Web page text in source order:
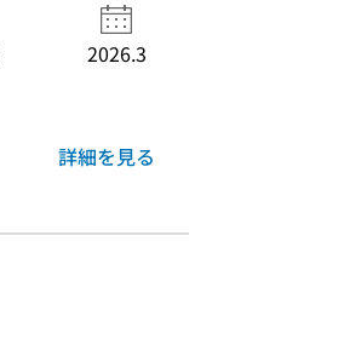
2026.3
詳細を見る